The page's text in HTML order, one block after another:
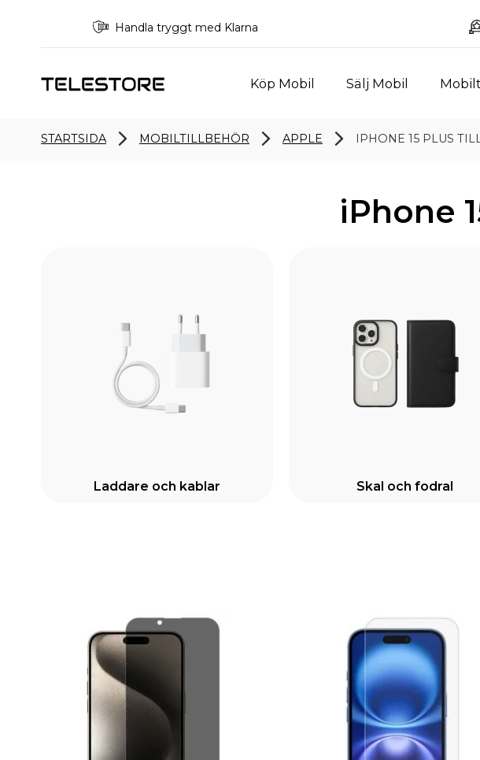
Handla tryggt med Klarna
Köp Mobil Sälj Mobil
STARTSIDA MOBILTILLBEHÖR APPLE IPHONE 15 PLUS
iPhone
Laddare och kablar Skal och fodral